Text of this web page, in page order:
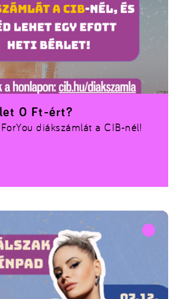
diákszámlát a CIB-nél!
0 Ft-ért?